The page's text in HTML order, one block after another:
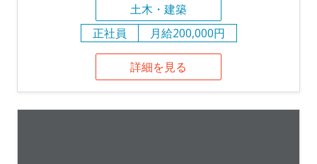
土木・建築
正社員
月給200,000円
詳細を見る